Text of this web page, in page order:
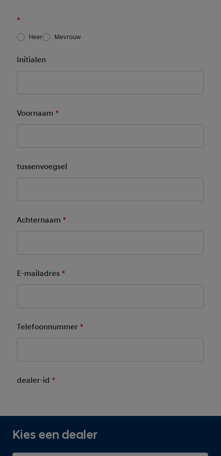
*
Heer Mevrouw
Initialen
Voornaam*
tussenvoegsel
Achternaam*
E-mailadres*
Telefoonnummer*
dealer-id*
Kies een dealer